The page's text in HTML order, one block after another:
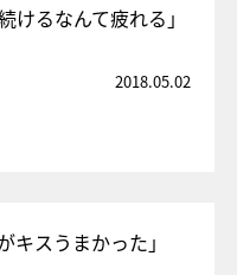
るなんて疲れる」
2018.05.02
スうまかった」